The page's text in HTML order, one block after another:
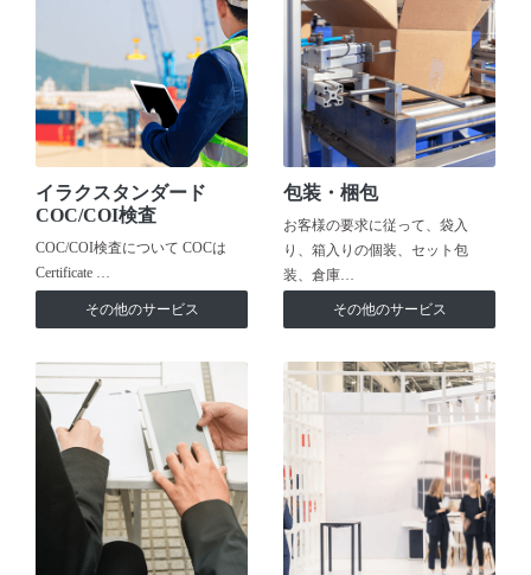
イラクスタンダード
COC/COI検査
COC/COI検査について COCは
Certificate …
その他のサービス
包装・梱包
お客様の要求に従って、袋入
り、箱入りの個装、セット包
装、倉庫…
その他のサービス